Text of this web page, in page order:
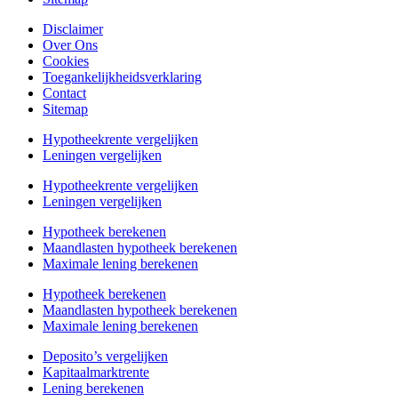
Disclaimer
Over Ons
Cookies
Toegankelijkheidsverklaring
Contact
Sitemap
Hypotheekrente vergelijken
Leningen vergelijken
Hypotheekrente vergelijken
Leningen vergelijken
Hypotheek berekenen
Maandlasten hypotheek berekenen
Maximale lening berekenen
Hypotheek berekenen
Maandlasten hypotheek berekenen
Maximale lening berekenen
Deposito’s vergelijken
Kapitaalmarktrente
Lening berekenen